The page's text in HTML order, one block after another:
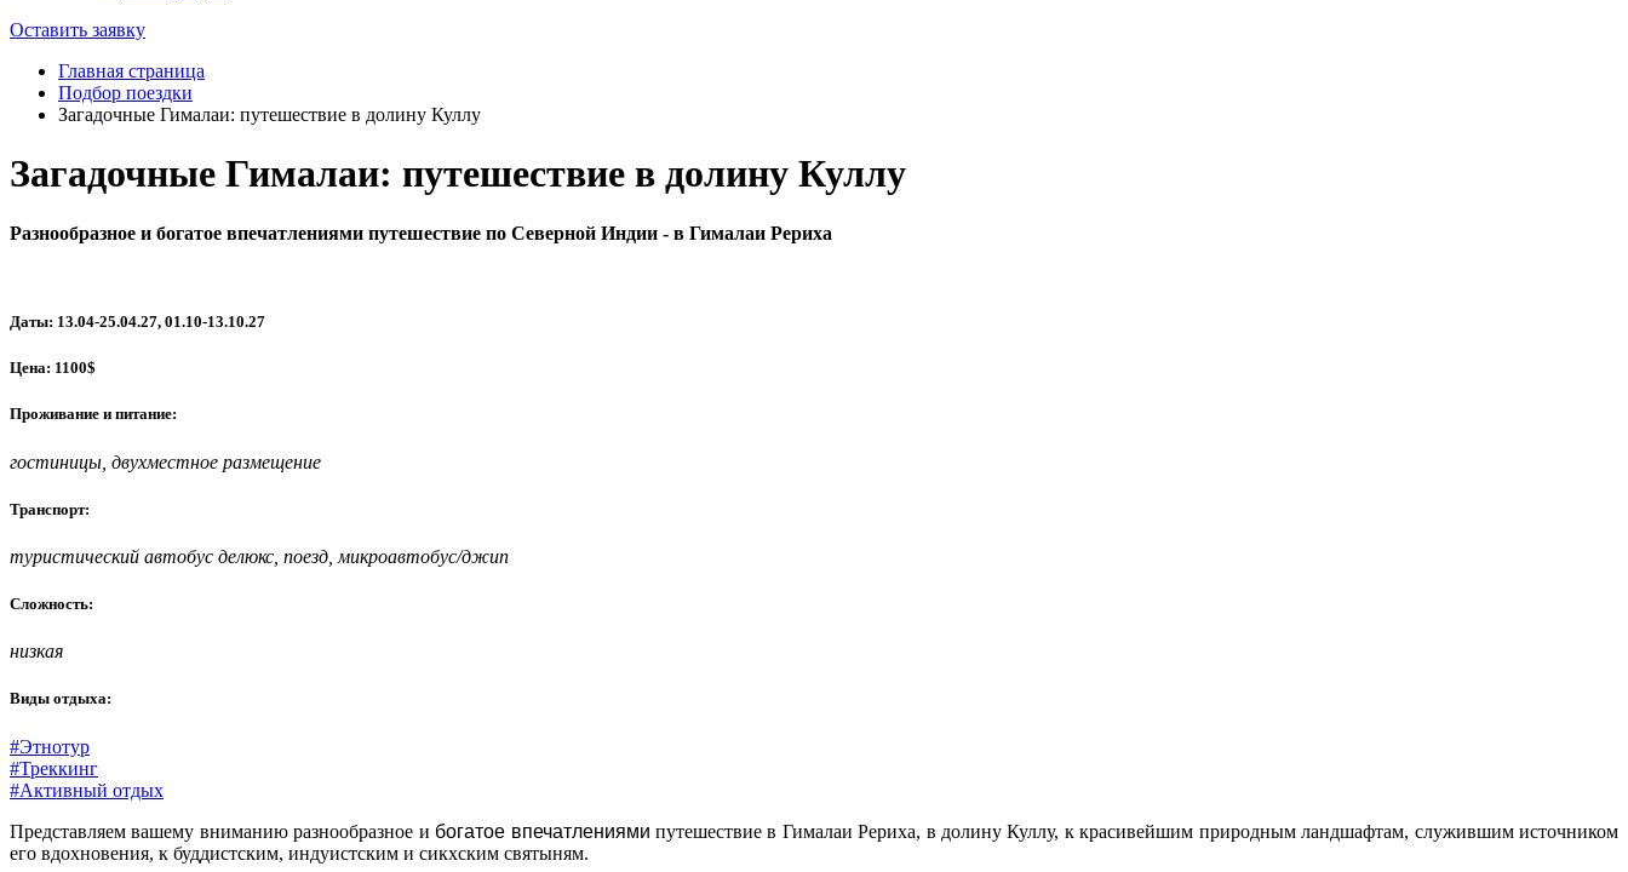
Оставить заявку
Главная страница
Подбор поездки
Загадочные Гималаи: путешествие в долину Куллу
Загадочные Гималаи: путешествие в долину Куллу
Разнообразное и богатое впечатлениями путешествие по Северной Индии - в Гималаи Рериха
Даты: 13.04-25.04.27, 01.10-13.10.27
Цена: 1100$
Проживание и питание:
гостиницы, двухместное размещение
Транспорт:
туристический автобус делюкс, поезд, микроавтобус/джип
Сложность:
низкая
Виды отдыха:
#Этнотур
#Треккинг
#Активный отдых
Представляем вашему вниманию разнообразное и богатое впечатлениями путешествие в Гималаи Рериха, в долину Куллу, к красивейшим природным ландшафтам, служившим источником
его вдохновения, к буддистским, индуистским и сикхским святыням.